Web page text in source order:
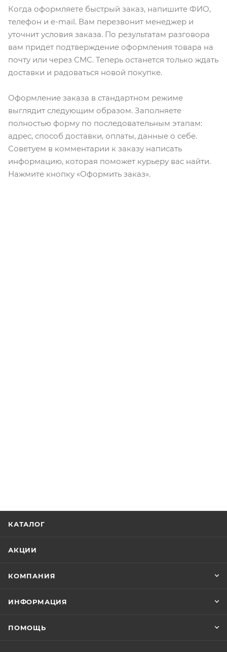
Когда оформляете быстрый заказ, напишите ФИО,
телефон и e-mail. Вам перезвонит менеджер и
уточнит условия заказа. По результатам разговора
вам придет подтверждение оформления товара на
почту или через СМС. Теперь останется только ждать
доставки и радоваться новой покупке.
Оформление заказа в стандартном режиме
выглядит следующим образом. Заполняете
полностью форму по последовательным этапам:
адрес, способ доставки, оплаты, данные о себе.
Советуем в комментарии к заказу написать
информацию, которая поможет курьеру вас найти.
Нажмите кнопку «Оформить заказ».
КАТАЛОГ
АКЦИИ
КОМПАНИЯ
ИНФОРМАЦИЯ
ПОМОЩЬ